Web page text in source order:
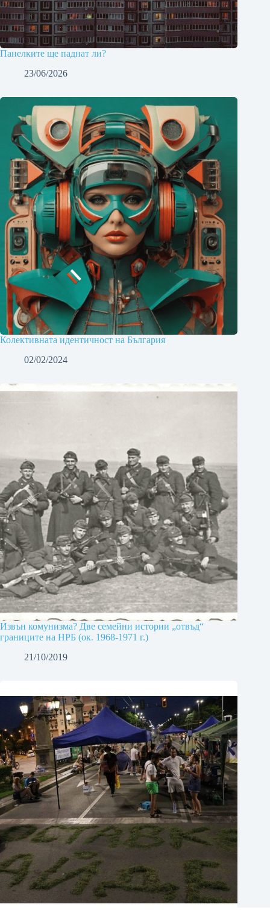
Панелките ще паднат ли?
23/06/2026
Колективната идентичност на България
02/02/2024
Извън комунизма? Две семейни истории „отвъд“
границите на НРБ (ок. 1968-1971 г.)
21/10/2019